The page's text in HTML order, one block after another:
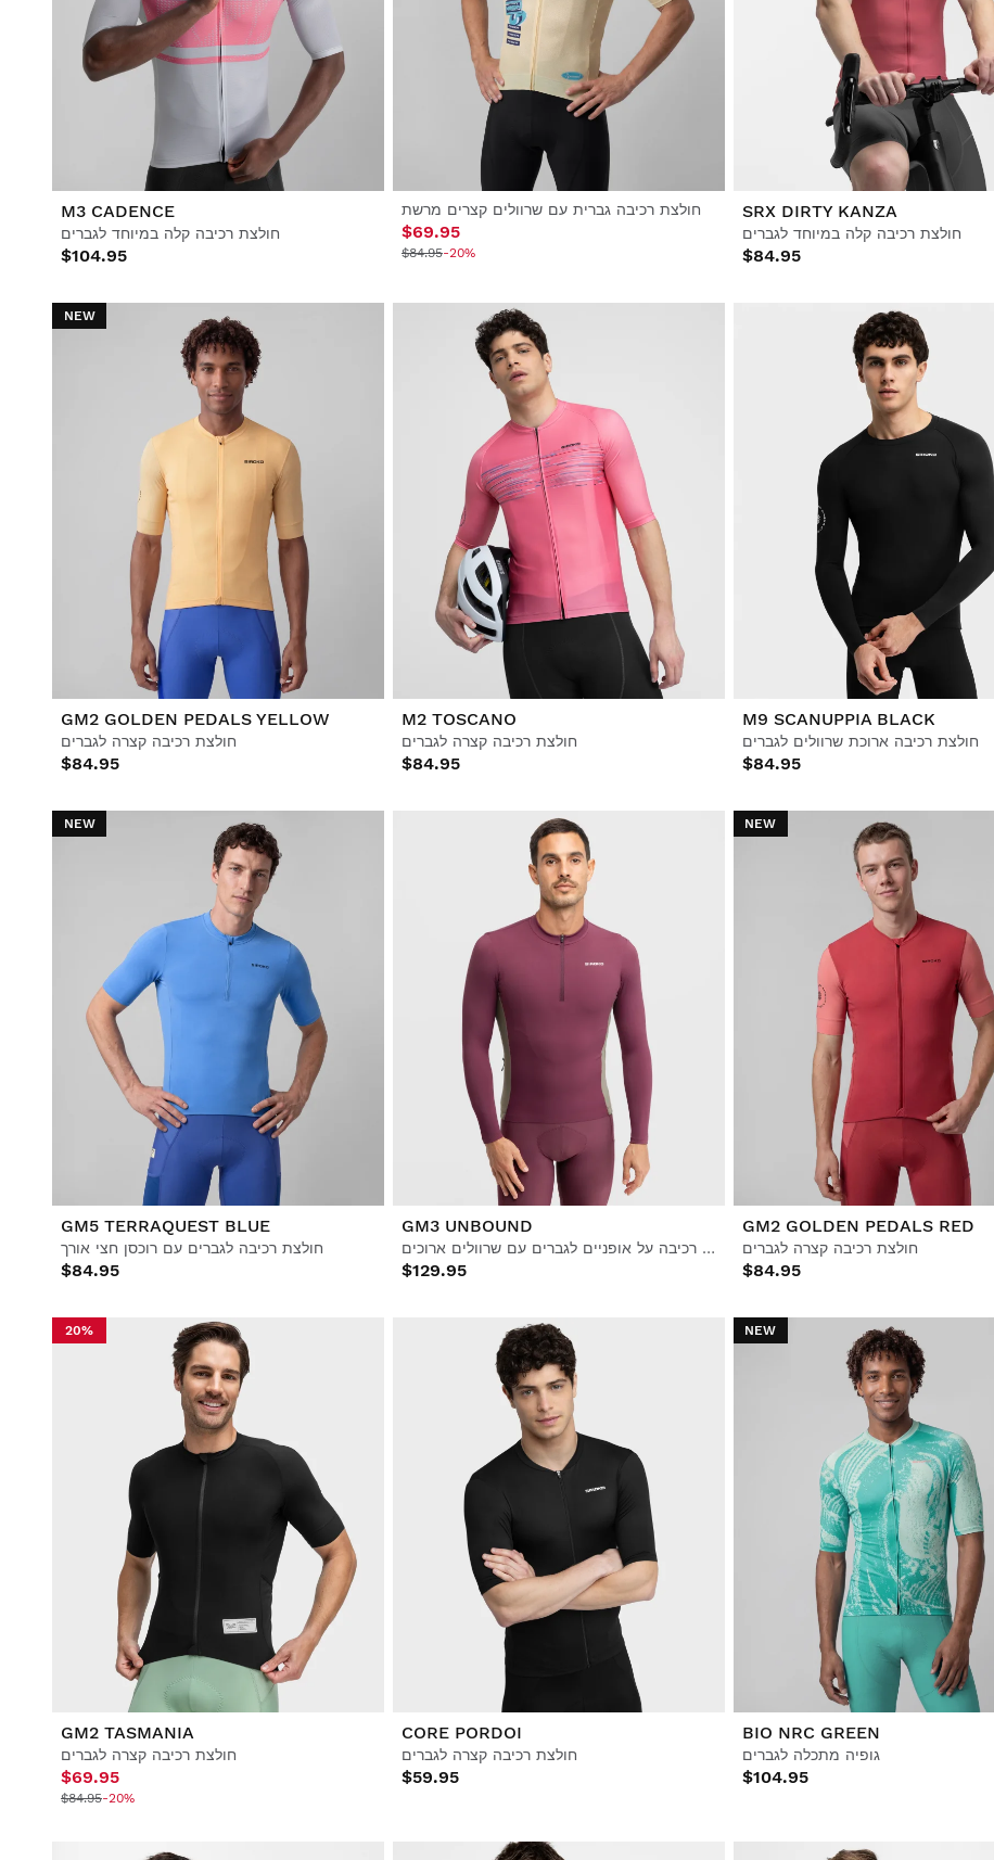
M3 CADENCE
חולצת רכיבה קלה במיוחד לגברים
$104.95
חולצת רכיבה גברית עם שרוולים קצרים מרשת
$69.95
$84.95-20%
SRX DIRTY KANZA
חולצת רכיבה קלה במיוחד לגברים
$84.95
NEW
GM2 GOLDEN PEDALS YELLOW
חולצת רכיבה קצרה לגברים
$84.95
M2 TOSCANO
חולצת רכיבה קצרה לגברים
$84.95
M9 SCANUPPIA BLACK
חולצת רכיבה ארוכת שרוולים לגברים
$84.95
NEW
GM5 TERRAQUEST BLUE
חולצת רכיבה לגברים עם רוכסן חצי אורך
$84.95
GM3 UNBOUND
חולצת רכיבה על אופניים לגברים עם שרוולים ארוכים
$129.95
NEW
GM2 GOLDEN PEDALS RED
חולצת רכיבה קצרה לגברים
$84.95
20%
GM2 TASMANIA
חולצת רכיבה קצרה לגברים
$69.95
$84.95-20%
CORE PORDOI
חולצת רכיבה קצרה לגברים
$59.95
NEW
BIO NRC GREEN
גופיה מתכלה לגברים
$104.95